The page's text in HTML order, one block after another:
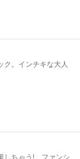
ク。インチキな大人